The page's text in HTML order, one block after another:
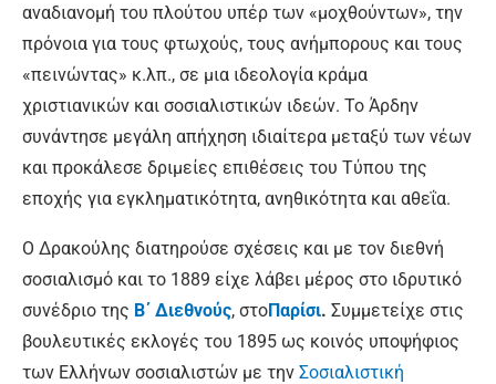
αναδιανομή του πλούτου υπέρ των «μοχθούντων», την
πρόνοια για τους φτωχούς, τους ανήμπορους και τους
«πεινώντας» κ.λπ., σε μια ιδεολογία κράμα
χριστιανικών και σοσιαλιστικών ιδεών. Το Άρδην
συνάντησε μεγάλη απήχηση ιδιαίτερα μεταξύ των νέων
και προκάλεσε δριμείες επιθέσεις του Τύπου της
εποχής για εγκληματικότητα, ανηθικότητα και αθεΐα.
Ο Δρακούλης διατηρούσε σχέσεις και με τον διεθνή
σοσιαλισμό και το 1889 είχε λάβει μέρος στο ιδρυτικό
συνέδριο της Β΄ Διεθνούς, στοΠαρίσι. Συμμετείχε στις
βουλευτικές εκλογές του 1895 ως κοινός υποψήφιος
των Ελλήνων σοσιαλιστών με την Σοσιαλιστική